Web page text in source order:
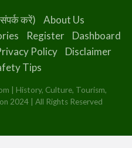
करें)
About Us
Register
Dashboard
Policy
Disclaimer
Tips
| History, Culture, Tourism,
2024 | All Rights Reserved